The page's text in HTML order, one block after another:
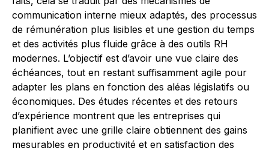
communication interne mieux adaptés, des processus
de rémunération plus lisibles et une gestion du temps
et des activités plus fluide grâce à des outils RH
modernes. L’objectif est d’avoir une vue claire des
échéances, tout en restant suffisamment agile pour
adapter les plans en fonction des aléas législatifs ou
économiques. Des études récentes et des retours
d’expérience montrent que les entreprises qui
planifient avec une grille claire obtiennent des gains
mesurables en productivité et en satisfaction des